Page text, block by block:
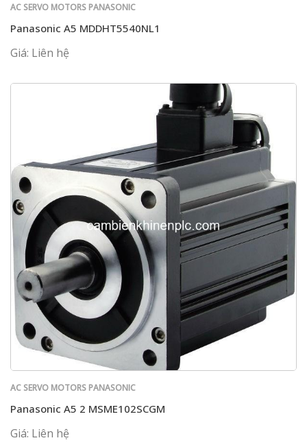
AC SERVO MOTORS PANASONIC
Panasonic A5 MDDHT5540NL1
Giá: Liên hệ
AC SERVO MOTORS PANASONIC
Panasonic A5 2 MSME102SCGM
Giá: Liên hệ